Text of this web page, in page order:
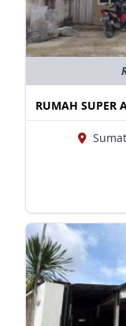
RUMAH SUPER